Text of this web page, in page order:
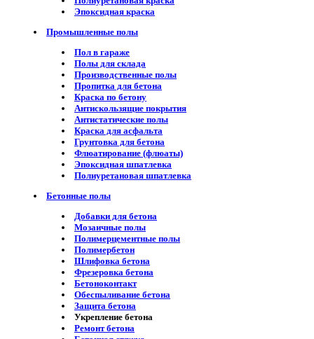
Эпоксидная краска
Промышленные полы
Пол в гараже
Полы для склада
Производственные полы
Пропитка для бетона
Краска по бетону
Антискользящие покрытия
Антистатические полы
Краска для асфальта
Грунтовка для бетона
Флюатирование (флюаты)
Эпоксидная шпатлевка
Полиуретановая шпатлевка
Бетонные полы
Добавки для бетона
Мозаичные полы
Полимерцементные полы
Полимербетон
Шлифовка бетона
Фрезеровка бетона
Бетоноконтакт
Обеспыливание бетона
Защита бетона
Укрепление бетона
Ремонт бетона